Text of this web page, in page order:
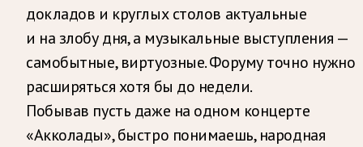
докладов и круглых столов актуальные
и на злобу дня, а музыкальные выступления —
самобытные, виртуозные. Форуму точно нужно
расширяться хотя бы до недели.
Побывав пусть даже на одном концерте
«Акколады», быстро понимаешь, народная